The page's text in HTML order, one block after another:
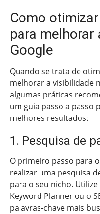
Como
para melhorar
Google
Quando se trata de
melhorar a visibilidade
algumas práticas
um guia passo a passo
melhores resultados:
1. Pesquisa de
O primeiro passo para
realizar uma pesquisa
para o seu nicho.
Keyword Planner ou o
palavras-chave mais